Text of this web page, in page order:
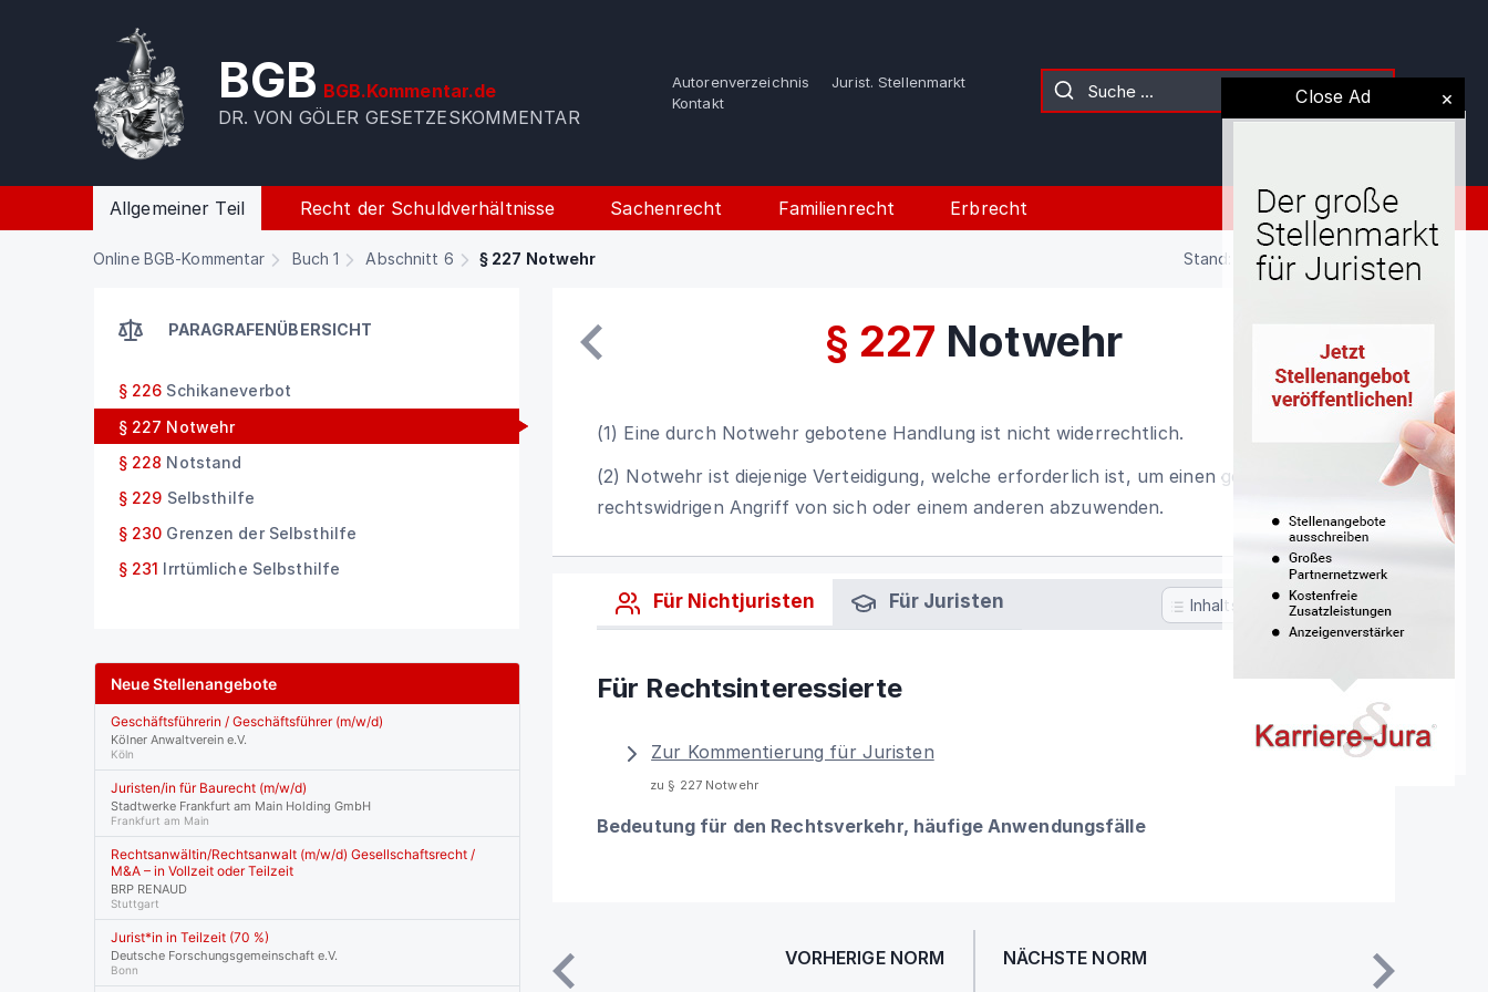
BGB BGB.Kommentar.de
DR. VON GÖLER GESETZESKOMMENTAR
Autorenverzeichnis
Jurist. Stellenmarkt
Kontakt
Allgemeiner Teil Recht der Schuldverhältnisse Sachenrecht Familienrecht Erbrecht
Online BGB-Kommentar Buch 1 Abschnitt 6 § 227 Notwehr Stand: 02.08.2026 (Gesetz)
Close Ad
PARAGRAFENÜBERSICHT
§ 226 Schikaneverbot
§ 227 Notwehr
§ 228 Notstand
§ 229 Selbsthilfe
§ 230 Grenzen der Selbsthilfe
§ 231 Irrtümliche Selbsthilfe
§ 227 Notwehr
(1) Eine durch Notwehr gebotene Handlung ist nicht widerrechtlich.
(2) Notwehr ist diejenige Verteidigung, welche erforderlich ist, um einen gegenwärtigen
rechtswidrigen Angriff von sich oder einem anderen abzuwenden.
Für Nichtjuristen Für Juristen Inhaltsverzeichnis
Für Rechtsinteressierte
Zur Kommentierung für Juristen
zu § 227 Notwehr
Bedeutung für den Rechtsverkehr, häufige Anwendungsfälle
VORHERIGE NORM
NÄCHSTE NORM